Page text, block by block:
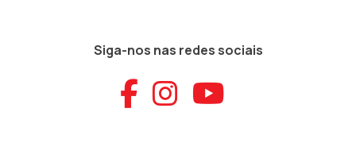
Siga-nos nas redes sociais
Aceder ao
Aceder ao
Aceder